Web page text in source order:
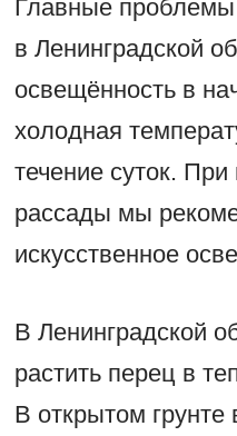
Главные
в Ленинградской
освещённость в
холодная
течение суток.
рассады мы
искусственное
В Ленинградской
растить перец в
В открытом